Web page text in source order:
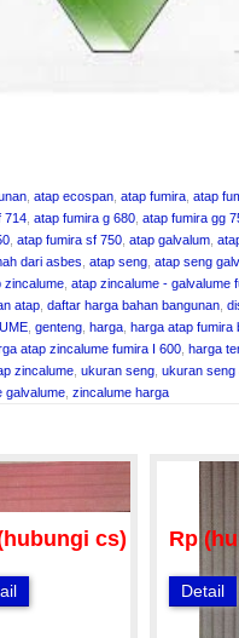
atap ecospan atap fumira atap
714 atap fumira g 680 atap fumira gg
atap fumira sf 750 atap galvalum
dari asbes atap seng atap seng
zincalume atap zincalume - galvalume
atap daftar harga bahan bangunan
genteng harga harga atap fumira
atap zincalume fumira I 600 harga
zincalume ukuran seng ukuran seng
galvalume zincalume harga
cs) Rp
Detail